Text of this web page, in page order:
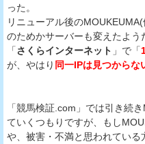
った。
リニューアル後の
のためかサーバーも変えたよう
「さくらインターネット 」で「
が、やはり 同一IPは見つからな
「競馬検証.com」では引き続
ていくつもりですが、もし
や、被害・不満と思われてい